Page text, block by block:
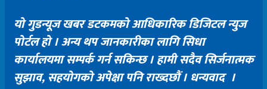
यो गुडन्यूज खबर डटकमको आधिकारिक डिजिटल न्युज
पोर्टल हो । अन्य थप जानकारीका लागि सिधा
कार्यालयमा सम्पर्क गर्न सकिन्छ । हामी सदैव सिर्जनात्मक
सुझाव, सहयोगको अपेक्षा पनि राख्दछौं । धन्यवाद ।